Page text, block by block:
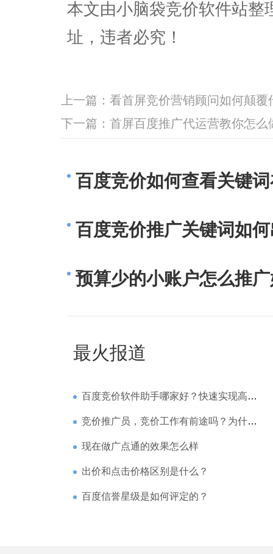
本文由小脑袋竞价软件站整
址，违者必究！
上一篇： 看首屏竞价营销顾问如何颠覆
下一篇： 首屏百度推广代运营教你怎
百度竞价如何查看关键
百度竞价推广关键词如
预算少的小账户怎么推
最火报道
百度竞价软件助手哪家好？快速实现高回报哪家强？
竞价推广员，竞价工作有前途吗？为什么待遇那么高
现在做广点通的效果怎么样
出价和点击价格区别是什么？
百度信誉星级是如何评定的？